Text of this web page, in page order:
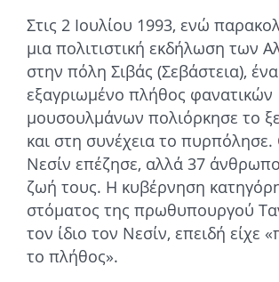
Στις 2 Ιουλίου 1993, ενώ
μια πολιτιστική εκδήλωση των
στην πόλη Σιβάς (Σεβάστεια), ένα
εξαγριωμένο πλήθος φανατικών
μουσουλμάνων πολιόρκησε το
και στη συνέχεια το πυρπόλησε.
Νεσίν επέζησε, αλλά 37
ζωή τους. Η κυβέρνηση
στόματος της πρωθυπουργού
τον ίδιο τον Νεσίν, επειδή είχε
το πλήθος».